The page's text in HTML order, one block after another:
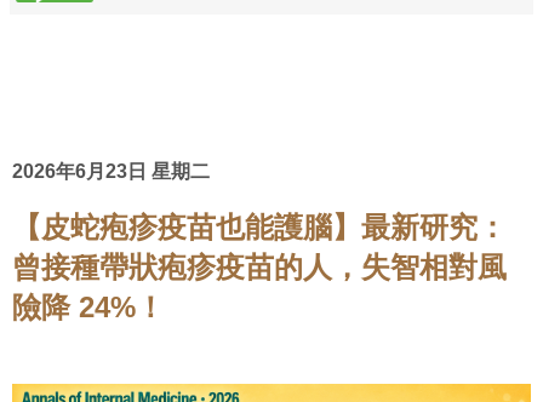
2026年6月23日 星期二
【皮蛇疱疹疫苗也能護腦】最新研究：
曾接種帶狀疱疹疫苗的人，失智相對風
險降 24%！